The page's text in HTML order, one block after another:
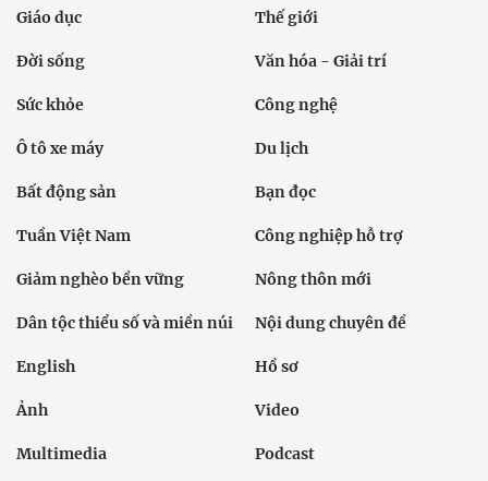
Giáo dục Thế giới
Đời sống Văn hóa - Giải trí
Sức khỏe Công nghệ
Ô tô xe máy Du lịch
Bất động sản Bạn đọc
Tuần Việt Nam Công nghiệp hỗ trợ
Giảm nghèo bền vững Nông thôn mới
Dân tộc thiểu số và miền núi Nội dung chuyên đề
English Hồ sơ
Ảnh Video
Multimedia Podcast